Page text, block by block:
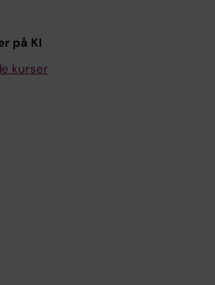
på KI
kurser